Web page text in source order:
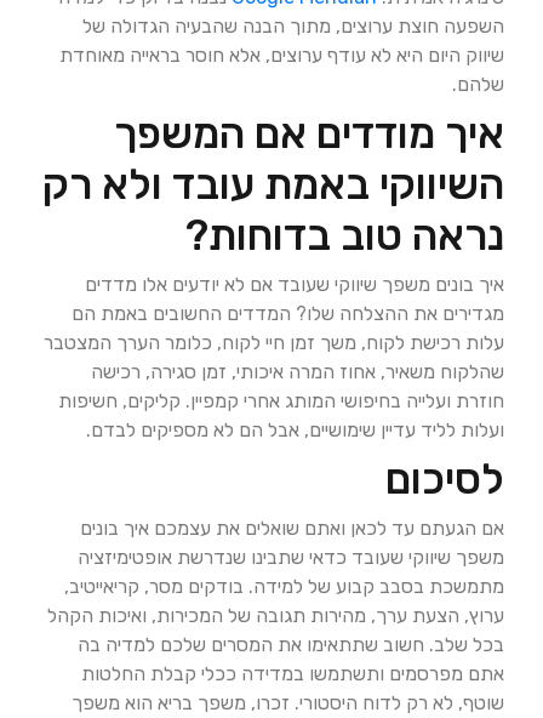
השפעה חוצת ערוצים, מתוך הבנה שהבעיה הגדולה של
שיווק היום היא לא עודף ערוצים, אלא חוסר בראייה מאוחדת
שלהם.
איך מודדים אם המשפך
השיווקי באמת עובד ולא רק
נראה טוב בדוחות?
איך בונים משפך שיווקי שעובד אם לא יודעים אלו מדדים
מגדירים את ההצלחה שלו? המדדים החשובים באמת הם
עלות רכישת לקוח, משך זמן חיי לקוח, כלומר הערך המצטבר
שהלקוח משאיר, אחוז המרה איכותי, זמן סגירה, רכישה
חוזרת ועלייה בחיפושי המותג אחרי קמפיין. קליקים, חשיפות
ועלות לליד עדיין שימושיים, אבל הם לא מספיקים לבדם.
לסיכום
אם הגעתם עד לכאן ואתם שואלים את עצמכם איך בונים
משפך שיווקי שעובד כדאי שתבינו שנדרשת אופטימיזציה
מתמשכת בסבב קבוע של למידה. בודקים מסר, קריאייטיב,
ערוץ, הצעת ערך, מהירות תגובה של המכירות, ואיכות הקהל
בכל שלב. חשוב שתתאימו את המסרים שלכם למדיה בה
אתם מפרסמים ותשתמשו במדידה ככלי קבלת החלטות
שוטף, לא רק לדוח היסטורי. זכרו, משפך בריא הוא משפך